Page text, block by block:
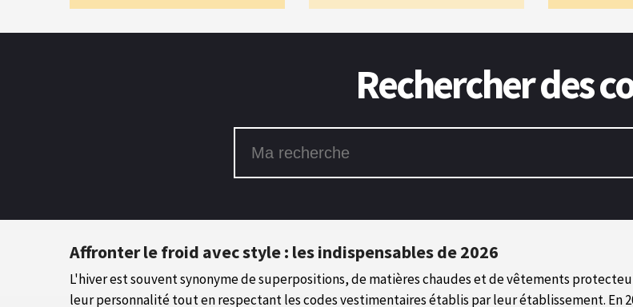
Affronter le froid avec style : les indispensables de 2026
L'hiver est souvent synonyme de superpositions, de matières chaudes et de vêtements
leur personnalité tout en respectant les codes vestimentaires établis par leur établissement. En
Rechercher des